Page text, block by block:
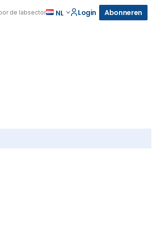
de labsector NL Login Abonneren